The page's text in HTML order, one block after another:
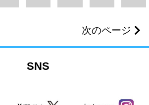
次のページ
SNS